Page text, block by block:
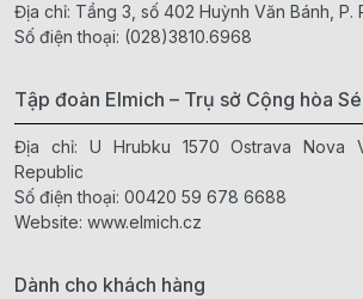
Địa chỉ: Tầng 3, số 402 Huỳnh Văn Bánh, P.
Số điện thoại: (028)3810.6968
Tập đoàn Elmich – Trụ sở Cộng hòa
Địa chỉ: U Hrubku 1570 Ostrava Nova
Republic
Số điện thoại: 00420 59 678 6688
Website: www.elmich.cz
Dành cho khách hàng